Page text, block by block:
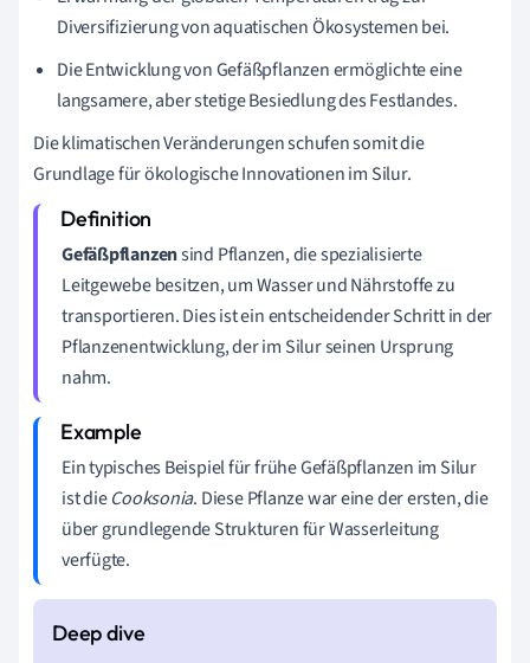
Diversifizierung von aquatischen Ökosystemen bei.
Die Entwicklung von Gefäßpflanzen ermöglichte eine
langsamere, aber stetige Besiedlung des Festlandes.
Die klimatischen Veränderungen schufen somit die
Grundlage für ökologische Innovationen im Silur.
Gefäßpflanzensind Pflanzen, die spezialisierte
Leitgewebe besitzen, um Wasser und Nährstoffe zu
transportieren. Dies ist ein entscheidender Schritt in der
Pflanzenentwicklung, der im Silur seinen Ursprung
nahm.
Ein typisches Beispiel für frühe Gefäßpflanzen im Silur
ist dieCooksonia. Diese Pflanze war eine der ersten, die
über grundlegende Strukturen für Wasserleitung
verfügte.